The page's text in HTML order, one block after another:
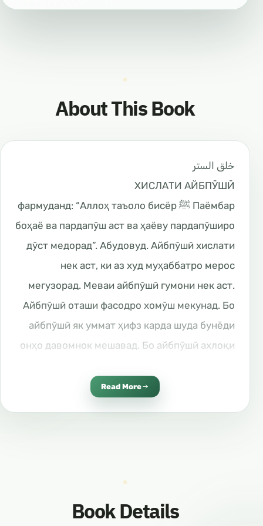
About This Book
خلق الستر
ХИСЛАТИ АЙБПӮШӢ
Паёмбар ﷺ фармуданд: “Аллоҳ таъоло бисёр
боҳаё ва пардапӯш аст ва ҳаёву пардапӯширо
дӯст медорад”. Абудовуд. Айбпӯшӣ хислати
нек аст, ки аз худ муҳаббатро мерос
мегузорад. Меваи айбпӯшӣ гумони нек аст.
Айбпӯшӣ оташи фасодро хомӯш мекунад. Бо
айбпӯшӣ як уммат ҳифз карда шуда бунёди
онҳо давомнок мешавад. Бо айбпӯшӣ ахлоқи
шахси мусалмон воҷиб аст, ки айби ҳама
“Ҳама афроди уммати ман бахшида
мешаванд, магар касоне ки гуноҳашонро
Read More
Book Details